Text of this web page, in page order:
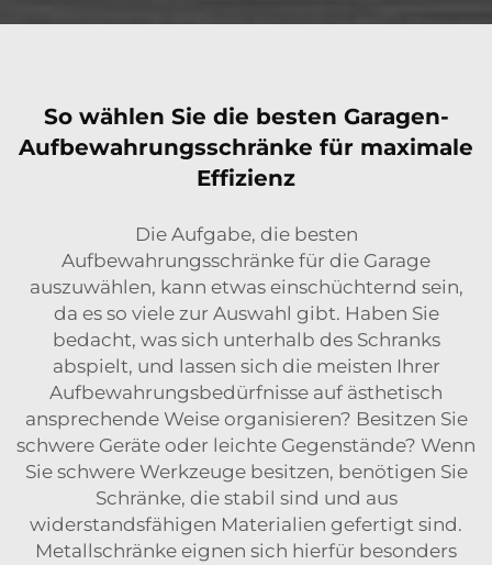
So wählen Sie die besten Garagen-
Aufbewahrungsschränke für maximale
Effizienz
Die Aufgabe, die besten
Aufbewahrungsschränke für die Garage
auszuwählen, kann etwas einschüchternd sein,
da es so viele zur Auswahl gibt. Haben Sie
bedacht, was sich unterhalb des Schranks
abspielt, und lassen sich die meisten Ihrer
Aufbewahrungsbedürfnisse auf ästhetisch
ansprechende Weise organisieren? Besitzen Sie
schwere Geräte oder leichte Gegenstände? Wenn
Sie schwere Werkzeuge besitzen, benötigen Sie
Schränke, die stabil sind und aus
widerstandsfähigen Materialien gefertigt sind.
Metallschränke eignen sich hierfür besonders